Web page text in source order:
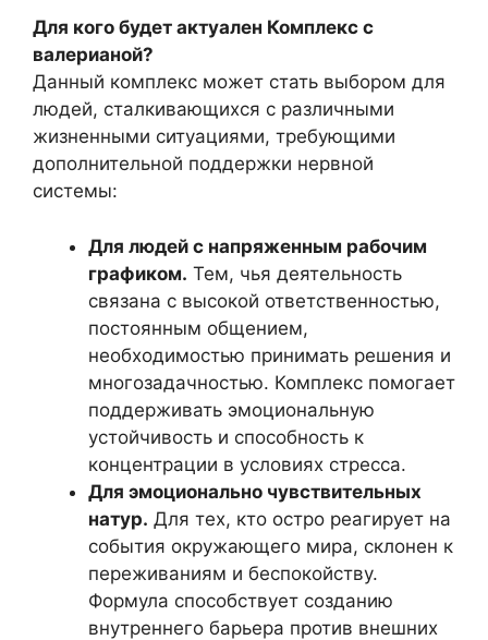
Для кого будет актуален Комплекс с
валерианой?
Данный комплекс может стать выбором для
людей, сталкивающихся с различными
жизненными ситуациями, требующими
дополнительной поддержки нервной
системы:
Для людей с напряженным рабочим
графиком. Тем, чья деятельность
связана с высокой ответственностью,
постоянным общением,
необходимостью принимать решения и
многозадачностью. Комплекс помогает
поддерживать эмоциональную
устойчивость и способность к
концентрации в условиях стресса.
Для эмоционально чувствительных
натур. Для тех, кто остро реагирует на
события окружающего мира, склонен к
переживаниям и беспокойству.
Формула способствует созданию
внутреннего барьера против внешних